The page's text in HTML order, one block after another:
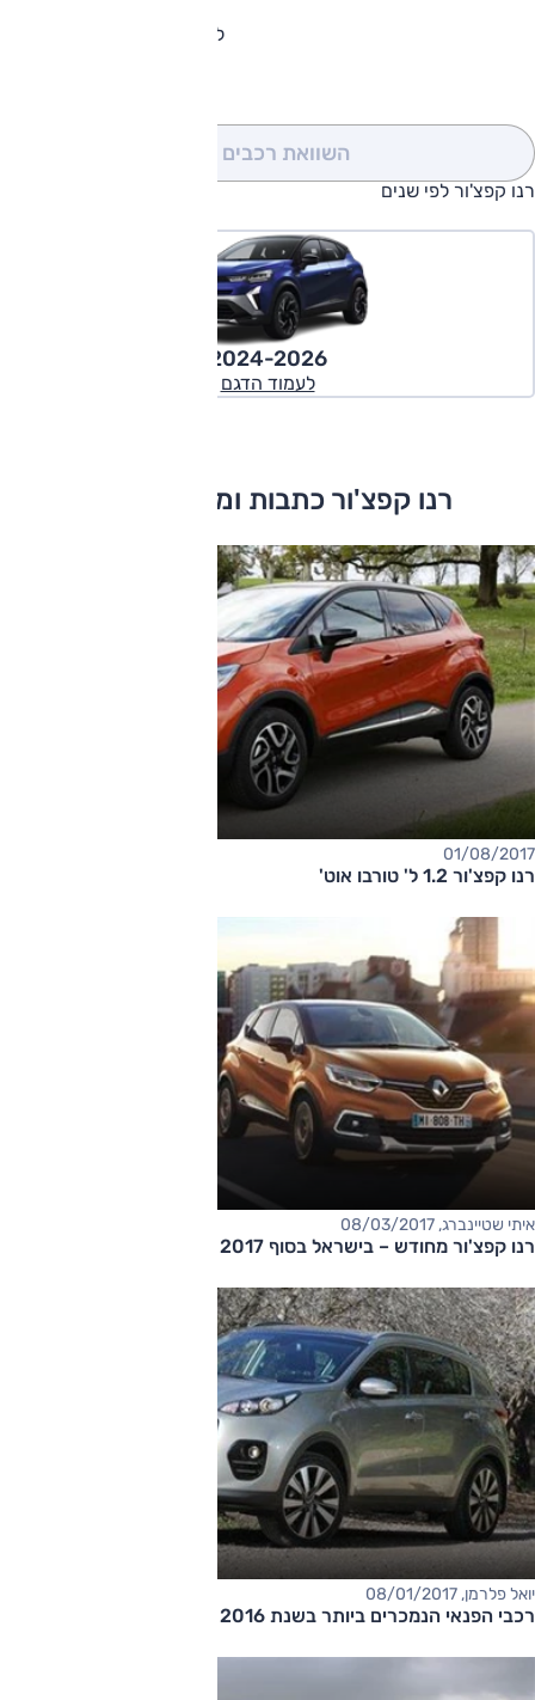
להורדת קטלוג רנו קפצ'ור
השוואת רכבים
רנו קפצ'ור לפי שנים
2024-2026
לעמוד הדגם
רנו קפצ'ור כתבות ומבחני דרכים
01/08/2017
רנו קפצ'ור 1.2 ל' טורבו אוט'
איתי שטיינברג, 08/03/2017
רנו קפצ'ור מחודש – בישראל בסוף 2017
יואל פלרמן, 08/01/2017
רכבי הפנאי הנמכרים ביותר בשנת 2016